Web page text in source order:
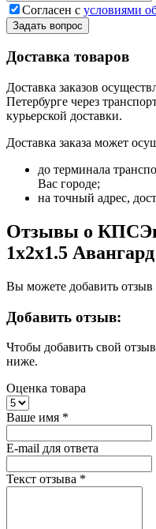
Согласен с условиями
Задать вопрос
Доставка товаров
Доставка заказов
Петербурге через
курьерской доставки.
Доставка заказа может
до терминала
Вас городе;
на точный адрес,
Отзывы о
1х2х1.5 Авангард
Вы можете добавить отзыв
Добавить отзыв:
Чтобы добавить свой
ниже.
Оценка товара
Ваше имя *
E-mail для ответа
Текст отзыва *